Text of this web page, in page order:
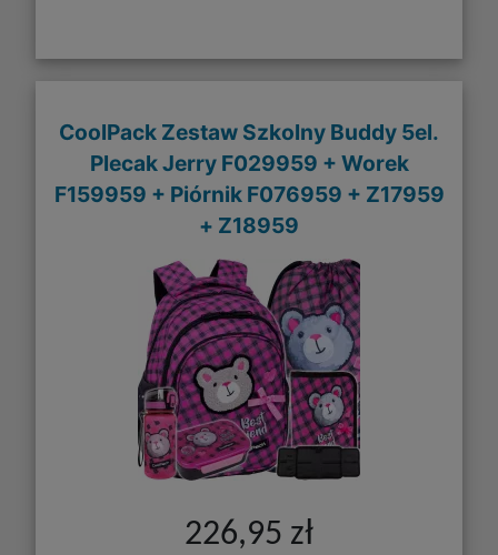
CoolPack Zestaw Szkolny Buddy 5el.
Plecak Jerry F029959 + Worek
F159959 + Piórnik F076959 + Z17959
+ Z18959
226,95 zł